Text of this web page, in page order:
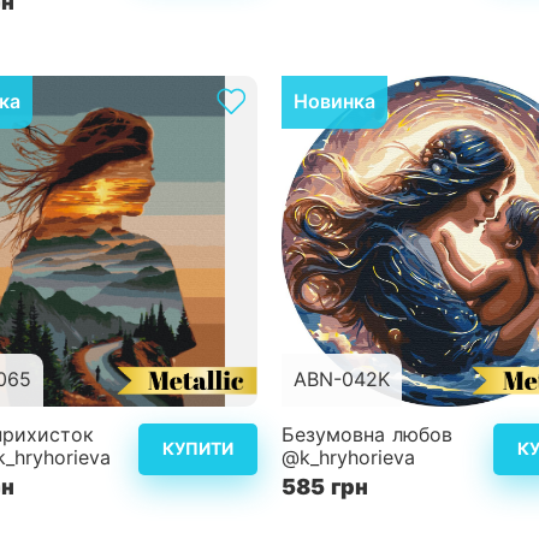
Детальніше
КУПИТИ
Новинка
ABN-042K
Розмір
Складність
Безумовна любов
@k_hryhorieva
585 грн